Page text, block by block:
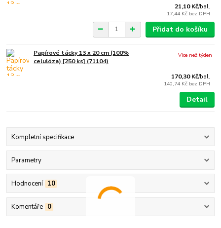
21,10 Kč/bal.
17,44 Kč bez DPH
Přidat do košíku
Papírové tácky 13 x 20 cm (100%
celulóza) [250 ks] (71104)
170,30 Kč/bal.
140,74 Kč bez DPH
Více než týden
Detail
Kompletní specifikace
Parametry
Hodnocení 10
Komentáře 0